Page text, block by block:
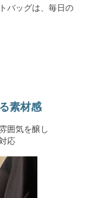
バッグは、毎日の
素材感
囲気を醸し
応